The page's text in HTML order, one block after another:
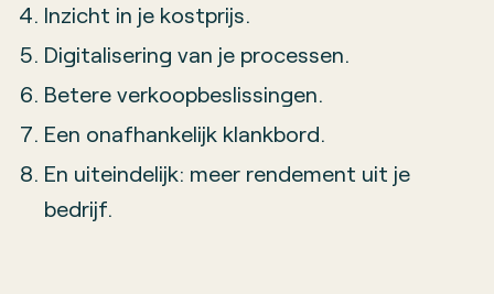
Inzicht in je kostprijs.
Digitalisering van je processen.
Betere verkoopbeslissingen.
Een onafhankelijk klankbord.
En uiteindelijk: meer rendement uit je
bedrijf.